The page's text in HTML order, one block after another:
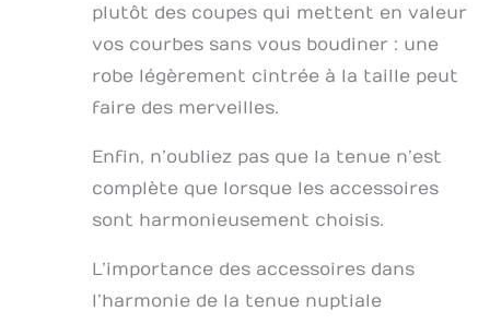
plutôt des coupes qui mettent en valeur
vos courbes sans vous boudiner : une
robe légèrement cintrée à la taille peut
faire des merveilles.
Enfin, n’oubliez pas que la tenue n’est
complète que lorsque les accessoires
sont harmonieusement choisis.
L’importance des accessoires dans
l’harmonie de la tenue nuptiale